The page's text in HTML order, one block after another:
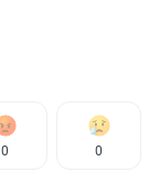
0 0